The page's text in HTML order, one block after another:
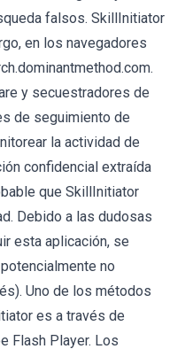
falsos. SkillInitiator
en los navegadores
y secuestradores de
de seguimiento de
la actividad de
confidencial extraída
que SkillInitiator
Debido a las dudosas
esta aplicación, se
no
Uno de los métodos
es a través de
Flash Player. Los